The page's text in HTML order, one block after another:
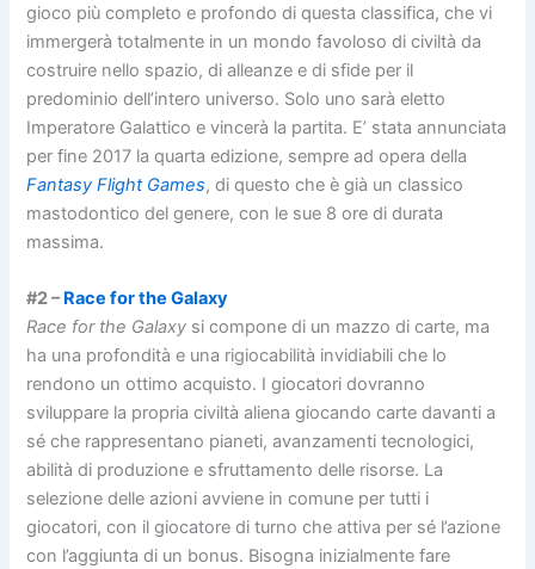
gioco più completo e profondo di questa classifica, che vi
immergerà totalmente in un mondo favoloso di civiltà da
costruire nello spazio, di alleanze e di sfide per il
predominio dell’intero universo. Solo uno sarà eletto
Imperatore Galattico e vincerà la partita. E’ stata annunciata
per fine 2017 la quarta edizione, sempre ad opera della
Fantasy Flight Games, di questo che è già un classico
mastodontico del genere, con le sue 8 ore di durata
massima.
#2 –Race for the Galaxy
Race for the Galaxy si compone di un mazzo di carte, ma
ha una profondità e una rigiocabilità invidiabili che lo
rendono un ottimo acquisto. I giocatori dovranno
sviluppare la propria civiltà aliena giocando carte davanti a
sé che rappresentano pianeti, avanzamenti tecnologici,
abilità di produzione e sfruttamento delle risorse. La
selezione delle azioni avviene in comune per tutti i
giocatori, con il giocatore di turno che attiva per sé l’azione
con l’aggiunta di un bonus. Bisogna inizialmente fare